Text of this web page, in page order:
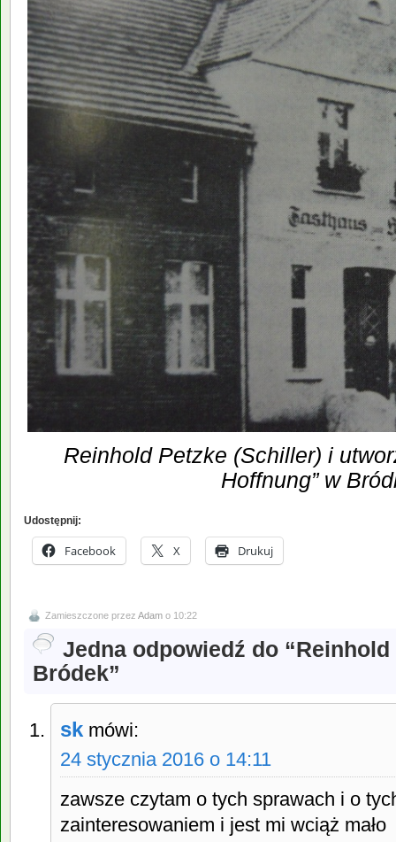
Reinhold Petzke (Schiller) i
Hoffnung” w
Udostępnij:
Facebook X Drukuj
Zamieszczone przez Adam o 10:22
Jedna odpowiedź do
Bródek”
sk mówi:
24 stycznia 2016 o 14:11
zawsze czytam o tych sprawach i o
zainteresowaniem i jest mi wciąż mało